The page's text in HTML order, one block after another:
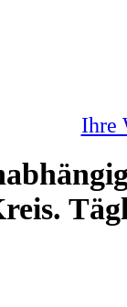
Ihre